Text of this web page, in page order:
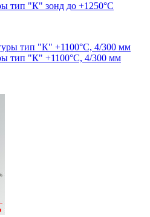
тип "К" зонд до +1250°C
тип "К" +1100°C, 4/300 мм